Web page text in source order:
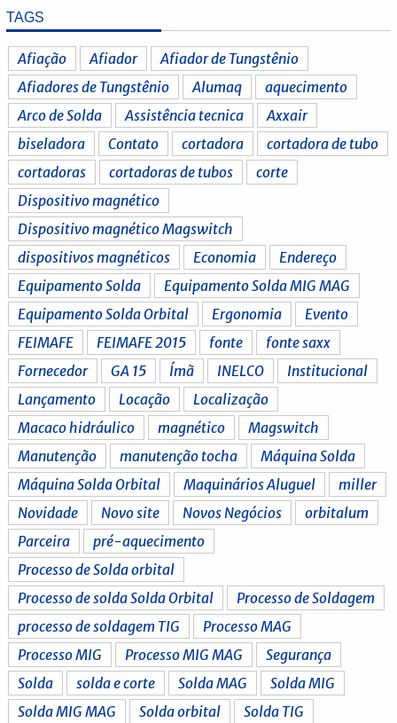
TAGS
Afiação Afiador
Afiador de Tungstênio
Afiadores de Tungstênio
Alumaq
aquecimento
Arco de Solda
Assistência tecnica
Axxair
biseladora
Contato cortadora
cortadora de tubo
cortadoras
cortadoras de tubos
corte
Dispositivo magnético
Dispositivo magnético Magswitch
dispositivos magnéticos
Economia
Endereço
Equipamento Solda
Equipamento Solda MIG MAG
Equipamento Solda Orbital
Ergonomia
Evento
FEIMAFE
FEIMAFE 2015 fonte
fonte saxx
Fornecedor
GA 15 Ímã INELCO
Institucional
Lançamento
Locação
Localização
Macaco hidráulico
magnético
Magswitch
Manutenção
manutenção tocha
Máquina Solda
Máquina Solda Orbital
Maquinários Aluguel
miller
Novidade
Novo site Novos Negócios
orbitalum
Parceira
pré-aquecimento
Processo de Solda orbital
Processo de solda Solda Orbital
Processo de Soldagem
processo de soldagem TIG
Processo MAG
Processo MIG
Processo MIG MAG
Segurança
Solda
solda e corte Solda MAG
Solda MIG
Solda MIG MAG
Solda orbital
Solda TIG